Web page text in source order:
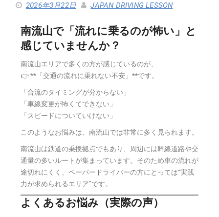
2026年3月22日 JAPAN DRIVING LESSON
南流山で「流れに乗るのが怖い」と
感じていませんか？
南流山エリアで多くの方が感じているのが、
👉 **「交通の流れに乗れない不安」**です。
「合流のタイミングが分からない」
「車線変更が怖くてできない」
「スピードについていけない」
このようなお悩みは、南流山では非常に多く見られます。
南流山は鉄道の乗換拠点でもあり、周辺には幹線道路や交
通量の多いルートが集まっています。そのため車の流れが
途切れにくく、ペーパードライバーの方にとっては“実践
力が求められるエリア”です。
よくあるお悩み（実際の声）